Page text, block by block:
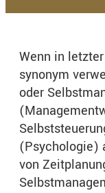
Wenn in
synonym
oder
(Psychologie)
von